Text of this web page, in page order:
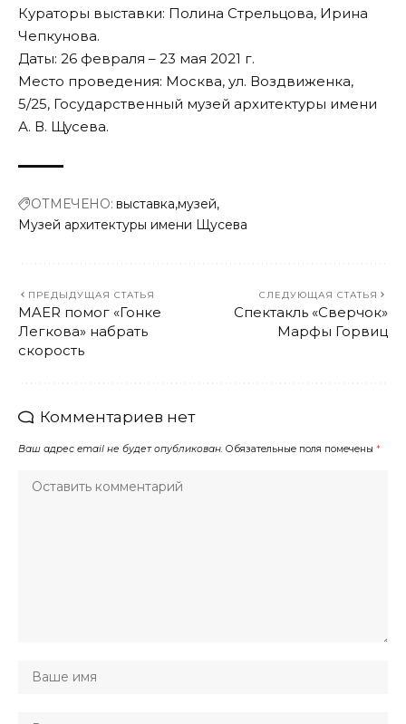
Кураторы выставки: Полина Стрельцова, Ирина
Чепкунова.
Даты: 26 февраля – 23 мая 2021 г.
Место проведения: Москва, ул. Воздвиженка,
5/25, Государственный музей архитектуры имени
А. В. Щусева.
ОТМЕЧЕНО: выставка музей
Музей архитектуры имени Щусева
ПРЕДЫДУЩАЯ СТАТЬЯ
MAER помог «Гонке
Легкова» набрать
скорость
СЛЕДУЮЩАЯ СТАТЬЯ
Спектакль «Сверчок»
Марфы Горвиц
Комментариев нет
Ваш адрес email не будет опубликован. Обязательные поля помечены *